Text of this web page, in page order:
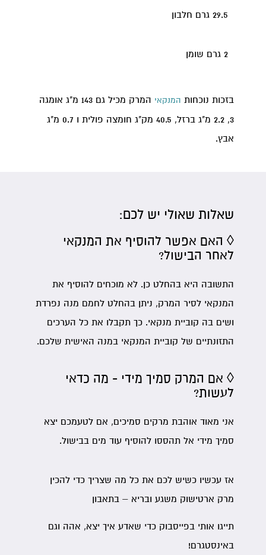
29.5 גרם חלבון
2 גרם שומן
בזכות נוכחות המנקאי
המרק מכיל גם 143 מ"ג אומגה
3, 2.2 מ"ג ברזל, 40.5 מק"ג חומצה פולית ו 0.7 מ"ג
אבץ.
שאלות שאולי יש לכם:
◊ האם אפשר להוסיף את המנקאי
לאחר הבישול?
התשובה היא בהחלט כן. לא מוכחים להוסיף את
המנקאי לסיר המרק, ניתן בהחלט לחמם מנה נפרדת
ושים בה קוביית מנקאי. כך תקבלו את כל הערכים
התזונתיים של קוביית המנקאי במנה האישית שלכם.
◊ אם המרק סמיך מידי - מה כדאי
לעשות?
אני מאוד אוהבת מרקים סמיכים, אם לטעמכם יצא
סמיך מידי אל תהססו להוסיף עוד מים בבישול.
אז עכשיו כשיש לכם את כל מה שצריך כדי להכין
מרק ארטישוק משגע ובריא – בתאבון
תייגו אותי בפייסבוק כדי שאדע איך יצא, אהה וגם
באינסטגרם!